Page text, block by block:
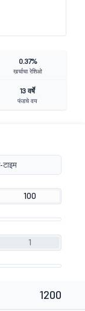
0.37%
खर्चाचा रेशिओ
13 वर्षे
फंडचे वय
टाइम
1200